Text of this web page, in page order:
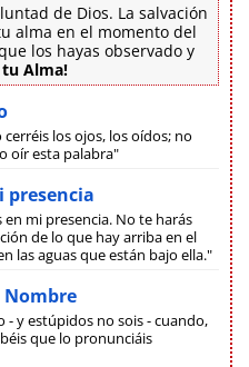
de Dios. La salvación
alma en el momento del
los hayas observado y
tu Alma!
los ojos, los oídos; no
oír esta palabra"
presencia
mi presencia. No te harás
de lo que hay arriba en el
las aguas que están bajo ella."
Nombre
y estúpidos no sois - cuando,
que lo pronunciáis